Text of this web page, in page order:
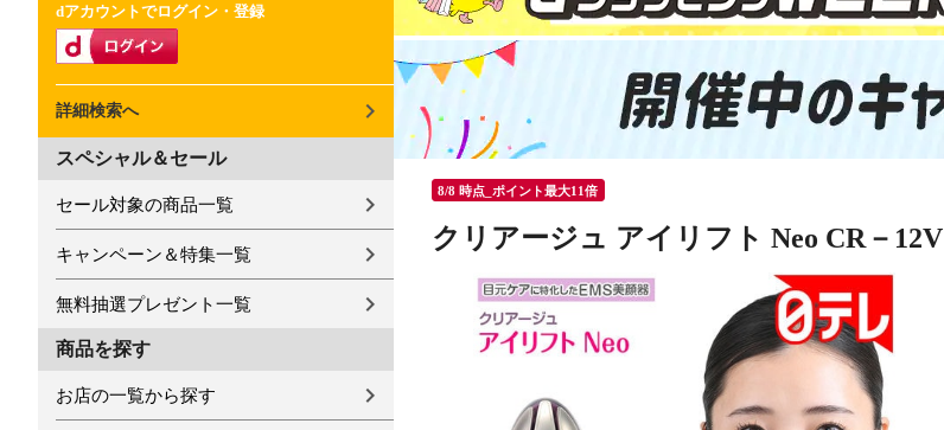
dアカウントでログイン・登録
詳細検索へ
スペシャル＆セール
セール対象の商品一覧
キャンペーン＆特集一覧
無料抽選プレゼント一覧
商品を探す
お店の一覧から探す
8/8 時点_ポイント最大11倍
クリアージュ アイリフト Neo CR－12V